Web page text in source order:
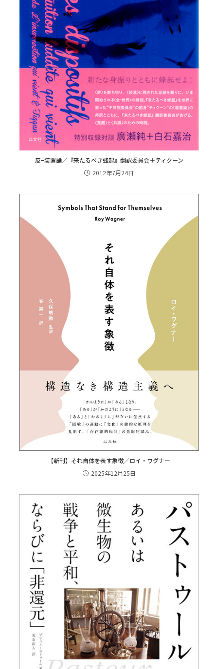
反−装置論／『来たるべき蜂起』翻訳委員会＋ティクーン
2012年7月24日
【新刊】それ自体を表す象徴／ロイ・ワグナー
2025年12月25日